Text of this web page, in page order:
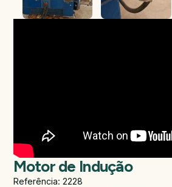
Motor de Indução
Referência: 2228